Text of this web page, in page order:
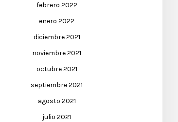
febrero 2022
enero 2022
diciembre 2021
noviembre 2021
octubre 2021
septiembre 2021
agosto 2021
julio 2021